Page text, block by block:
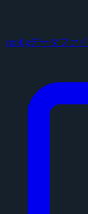
configデータファ